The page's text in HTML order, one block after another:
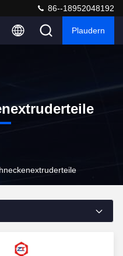
86--18952048192
Plaudern